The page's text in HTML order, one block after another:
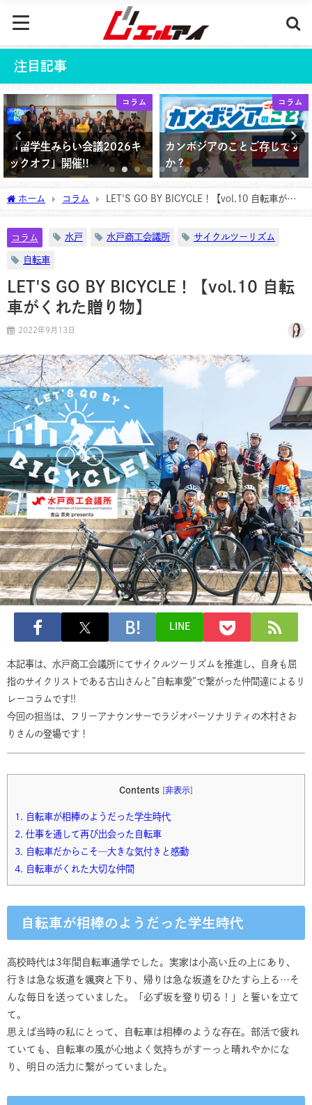
注目記事
コラム
「留学生みらい会議2026キ
ックオフ」開催!!
コラム
カンボジアのことご存じです
か？
ホーム コラム
LET'S GO BY BICYCLE！【vol.10 自転車がく
コラム 水戸 水戸商工会議所 サイクルツーリズム
自転車
LET'S GO BY BICYCLE！【vol.10 自転
車がくれた贈り物】
2022年9月13日
LINE
本記事は、水戸商工会議所にてサイクルツーリズムを推進し、自身も屈
指のサイクリストである古山さんと”自転車愛”で繋がった仲間達によるリ
レーコラムです!!
今回の担当は、フリーアナウンサーでラジオパーソナリティの木村さお
りさんの登場です！
Contents [非表示]
1. 自転車が相棒のようだった学生時代
2. 仕事を通して再び出会った自転車
3. 自転車だからこそ─大きな気付きと感動
4. 自転車がくれた大切な仲間
自転車が相棒のようだった学生時代
高校時代は3年間自転車通学でした。実家は小高い丘の上にあり、
行きは急な坂道を颯爽と下り、帰りは急な坂道をひたすら上る…そ
んな毎日を送っていました。「必ず坂を登り切る！」と誓いを立て
て。
思えば当時の私にとって、自転車は相棒のような存在。部活で疲れ
ていても、自転車の風が心地よく気持ちがすーっと晴れやかにな
り、明日の活力に繋がっていました。